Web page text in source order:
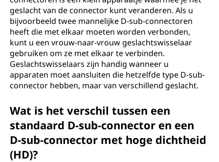
geslacht van de connector kunt veranderen. Als u
bijvoorbeeld twee mannelijke D-sub-connectoren
heeft die met elkaar moeten worden verbonden,
kunt u een vrouw-naar-vrouw geslachtswisselaar
gebruiken om ze met elkaar te verbinden.
Geslachtswisselaars zijn handig wanneer u
apparaten moet aansluiten die hetzelfde type D-sub-
connector hebben, maar van verschillend geslacht.
Wat is het verschil tussen een
standaard D-sub-connector en een
D-sub-connector met hoge dichtheid
(HD)?